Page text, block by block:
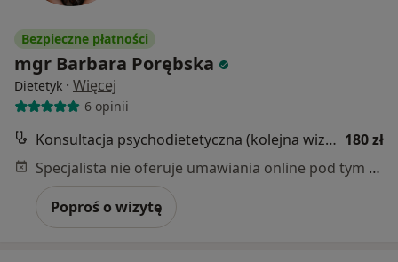
Bezpieczne płatności
mgr Barbara Porębska
Dietetyk · Więcej
6 opinii
Konsultacja psychodietetyczna (kolejna wizyta) 180 zł
Specjalista nie oferuje umawiania online pod tym adresem.
Poproś o wizytę